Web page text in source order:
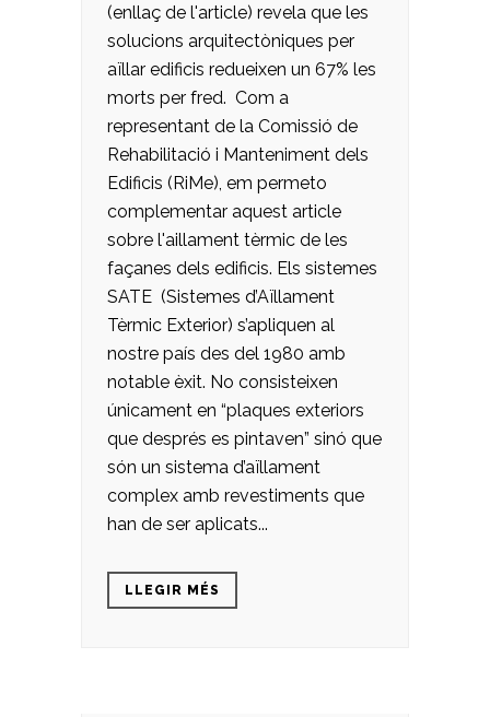
(enllaç de l'article) revela que les
solucions arquitectòniques per
aïllar edificis redueixen un 67% les
morts per fred. Com a
representant de la Comissió de
Rehabilitació i Manteniment dels
Edificis (RiMe), em permeto
complementar aquest article
sobre l'aillament tèrmic de les
façanes dels edificis. Els sistemes
SATE (Sistemes d’Aïllament
Tèrmic Exterior) s’apliquen al
nostre país des del 1980 amb
notable èxit. No consisteixen
únicament en “plaques exteriors
que després es pintaven” sinó que
són un sistema d’aïllament
complex amb revestiments que
han de ser aplicats...
LLEGIR MÉS